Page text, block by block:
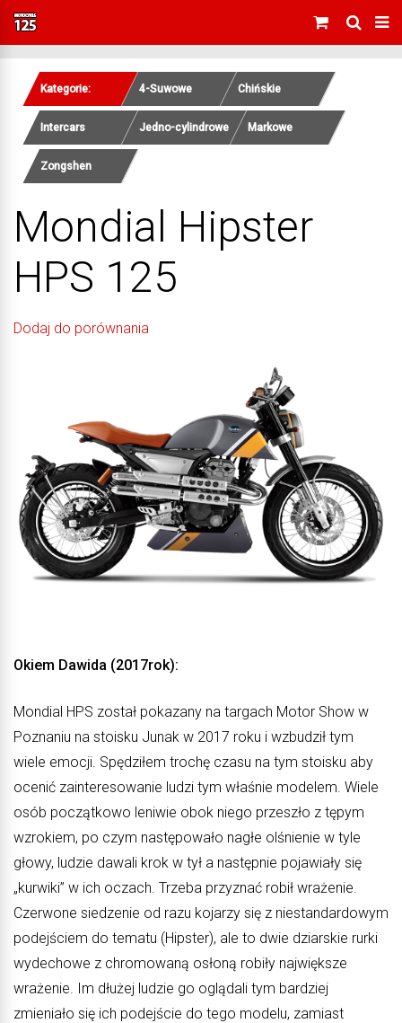
Kategorie: 4-Suwowe Chińskie
Intercars Jedno-cylindrowe Markowe
Zongshen
Mondial Hipster
HPS 125
Dodaj do porównania
Okiem Dawida (2017rok):
Mondial HPS został pokazany na targach Motor Show w
Poznaniu na stoisku Junak w 2017 roku i wzbudził tym
wiele emocji. Spędziłem trochę czasu na tym stoisku aby
ocenić zainteresowanie ludzi tym właśnie modelem. Wiele
osób początkowo leniwie obok niego przeszło z tępym
wzrokiem, po czym następowało nagłe olśnienie w tyle
głowy, ludzie dawali krok w tył a następnie pojawiały się
„kurwiki” w ich oczach. Trzeba przyznać robił wrażenie.
Czerwone siedzenie od razu kojarzy się z niestandardowym
podejściem do tematu (Hipster), ale to dwie dziarskie rurki
wydechowe z chromowaną osłoną robiły największe
wrażenie. Im dłużej ludzie go oglądali tym bardziej
zmieniało się ich podejście do tego modelu, zamiast